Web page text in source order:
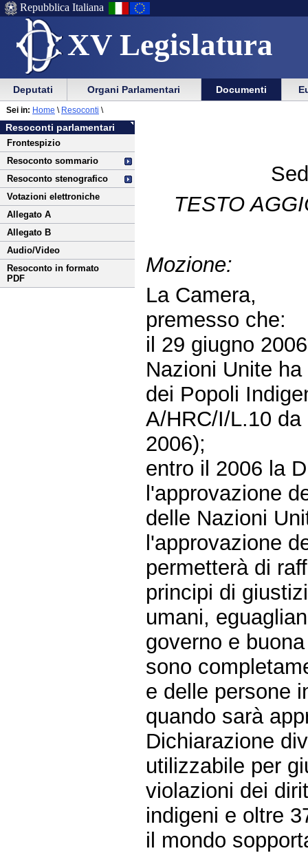
XV Legislatura
Menu
di
ausilio
alla
navigazione
Vai
Menu
di
navigazione
principale
Repubblica Italiana
Menu
di
navigazione
principale
Vai
menu
di
sezione
Deputati Organi Parlamentari Documenti
Vai
al
contenuto
Resoconti parlamentari
Frontespizio
Resoconto sommario
Resoconto stenografico
Votazioni elettroniche
Allegato A
Allegato B
Audio/Video
Resoconto in formato
PDF
Sei in: Home \ Resoconti \
TESTO
Mozione:
La Camera,
premesso che:
il 29 giugno
Nazioni Unite
dei Popoli
A/HRC/I/L.10
2006);
entro il 2006 la
l'approvazione
delle Nazioni
l'approvazione
permetterà di
principi di
umani,
governo e
sono
e delle persone
quando sarà
Dichiarazione
utilizzabile per
violazioni dei
indigeni e oltre
il mondo